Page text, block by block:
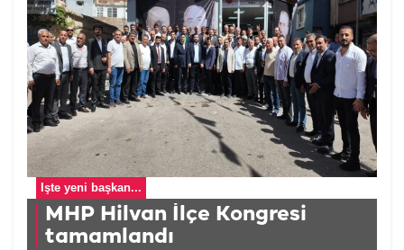
İşte yeni başkan...
MHP Hilvan İlçe Kongresi
tamamlandı